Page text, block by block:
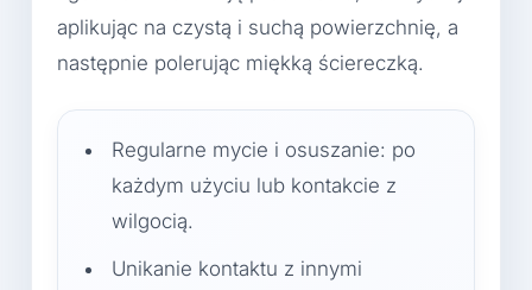
aplikując na czystą i suchą powierzchnię, a
następnie polerując miękką ściereczką.
Regularne mycie i osuszanie: po
każdym użyciu lub kontakcie z
wilgocią.
Unikanie kontaktu z innymi